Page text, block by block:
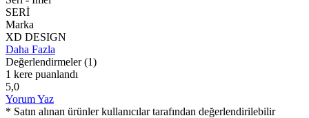
SERİ
Marka
XD DESIGN
Daha Fazla
Değerlendirmeler (1)
1 kere puanlandı
5,0
Yorum Yaz
* Satın alınan ürünler kullanıcılar tarafından değerlendirilebilir